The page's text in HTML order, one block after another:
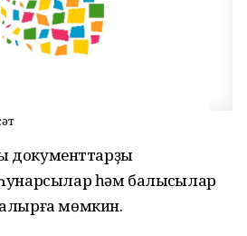
документтарҙы
һәм балыҡсылар
мөмкин.